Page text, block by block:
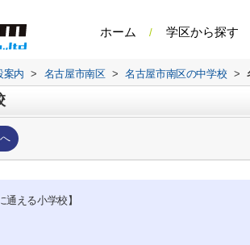
ホーム 学区から探す
案内 > 名古屋市南区 > 名古屋市南区の中学校 >
通える小学校】